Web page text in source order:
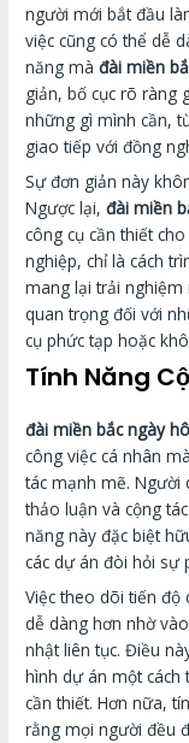
người mới bắt đầu
việc cũng có thể dễ
năng màđài miền
giản, bố cục rõ ràng
những gì mình cần,
giao tiếp với đồng
Sự đơn giản này
Ngược lại,đài miền
công cụ cần thiết
nghiệp, chỉ là cách
mang lại trải
quan trọng đối với
cụ phức tạp hoặc
Tính Năng
đài miền bắc ngày
công việc cá nhân
tác mạnh mẽ. Người
thảo luận và cộng
năng này đặc biệt
các dự án đòi hỏi sự
Việc theo dõi tiến độ
dễ dàng hơn nhờ
nhật liên tục. Điều
hình dự án một cách
cần thiết. Hơn nữa,
rằng mọi người đều